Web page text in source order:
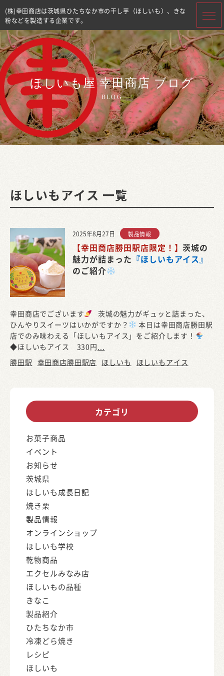
(株)幸田商店は茨城県ひたちなか市の干し芋（ほしいも）、きな
粉などを製造する企業です。
ほしいも屋 幸田商店 ブログ
BLOG
ほしいもアイス 一覧
2025年8月27日 製品情報
【幸田商店勝田駅店限定！】茨城の
魅力が詰まった 『ほしいもアイス』
のご紹介
幸田商店でございます
茨城の魅力がギュッと詰まった、
ひんやりスイーツはいかがですか？
本日は幸田商店勝田駅
店でのみ味わえる「ほしいもアイス」をご紹介します！
◆ほしいもアイス 330円
勝田駅 幸田商店勝田駅店 ほしいも ほしいもアイス
カテゴリ
お菓子商品
イベント
お知らせ
茨城県
ほしいも成長日記
焼き栗
製品情報
オンラインショップ
ほしいも学校
乾物商品
エクセルみなみ店
ほしいもの品種
きなこ
製品紹介
ひたちなか市
冷凍どら焼き
レシピ
ほしいも